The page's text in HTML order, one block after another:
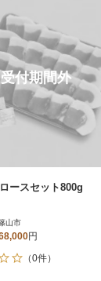
受付期間外
ースセット800g
山市
円
（0件）